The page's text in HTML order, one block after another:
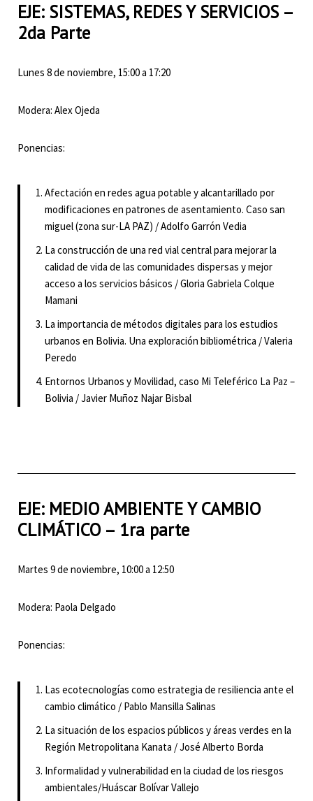
EJE: SISTEMAS, REDES Y SERVICIOS –
2da Parte
Lunes 8 de noviembre, 15:00 a 17:20
Modera: Alex Ojeda
Ponencias:
Afectación en redes agua potable y alcantarillado por
modificaciones en patrones de asentamiento. Caso san
miguel (zona sur-LA PAZ) / Adolfo Garrón Vedia
La construcción de una red vial central para mejorar la
calidad de vida de las comunidades dispersas y mejor
acceso a los servicios básicos / Gloria Gabriela Colque
Mamani
La importancia de métodos digitales para los estudios
urbanos en Bolivia. Una exploración bibliométrica / Valeria
Peredo
Entornos Urbanos y Movilidad, caso Mi Teleférico La Paz –
Bolivia / Javier Muñoz Najar Bisbal
EJE: MEDIO AMBIENTE Y CAMBIO
CLIMÁTICO – 1ra parte
Martes 9 de noviembre, 10:00 a 12:50
Modera: Paola Delgado
Ponencias:
Las ecotecnologías como estrategia de resiliencia ante el
cambio climático / Pablo Mansilla Salinas
La situación de los espacios públicos y áreas verdes en la
Región Metropolitana Kanata / José Alberto Borda
Informalidad y vulnerabilidad en la ciudad de los riesgos
ambientales/Huáscar Bolívar Vallejo